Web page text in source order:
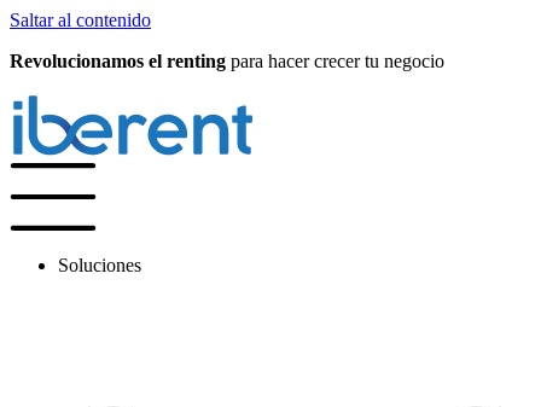
Saltar al contenido
Revolucionamos el renting para hacer crecer tu negocio
Soluciones